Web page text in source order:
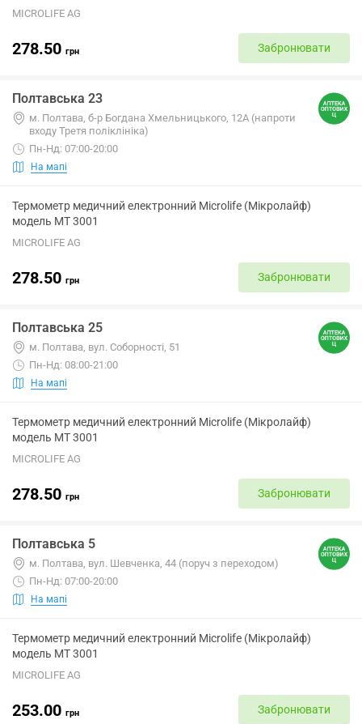
MICROLIFE AG
278.50 грн Забронювати
Полтавська 23
м. Полтава, б-р Богдана Хмельницького, 12А (напроти
входу Третя поліклініка)
Пн-Нд: 07:00-20:00
На мапі
Термометр медичний електронний Microlife (Мікролайф)
модель МТ 3001
MICROLIFE AG
278.50 грн Забронювати
Полтавська 25
м. Полтава, вул. Соборності, 51
Пн-Нд: 08:00-21:00
На мапі
Термометр медичний електронний Microlife (Мікролайф)
модель МТ 3001
MICROLIFE AG
278.50 грн Забронювати
Полтавська 5
м. Полтава, вул. Шевченка, 44 (поруч з переходом)
Пн-Нд: 07:00-20:00
На мапі
Термометр медичний електронний Microlife (Мікролайф)
модель МТ 3001
MICROLIFE AG
253.00 грн Забронювати